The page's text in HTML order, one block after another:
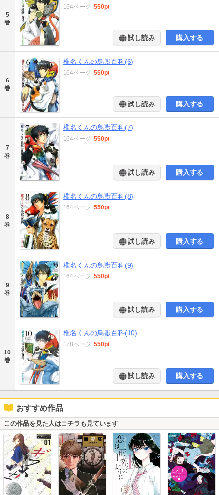
5
巻
164ページ |550pt
試し読み 購入する
6
巻
椎名くんの鳥獣百科(6)
164ページ |550pt
試し読み 購入する
7
巻
椎名くんの鳥獣百科(7)
164ページ |550pt
試し読み 購入する
8
巻
椎名くんの鳥獣百科(8)
164ページ |550pt
試し読み 購入する
9
巻
椎名くんの鳥獣百科(9)
164ページ |550pt
試し読み 購入する
10
巻
椎名くんの鳥獣百科(10)
178ページ |550pt
試し読み 購入する
おすすめ作品
この作品を見た人はコチラも見ています